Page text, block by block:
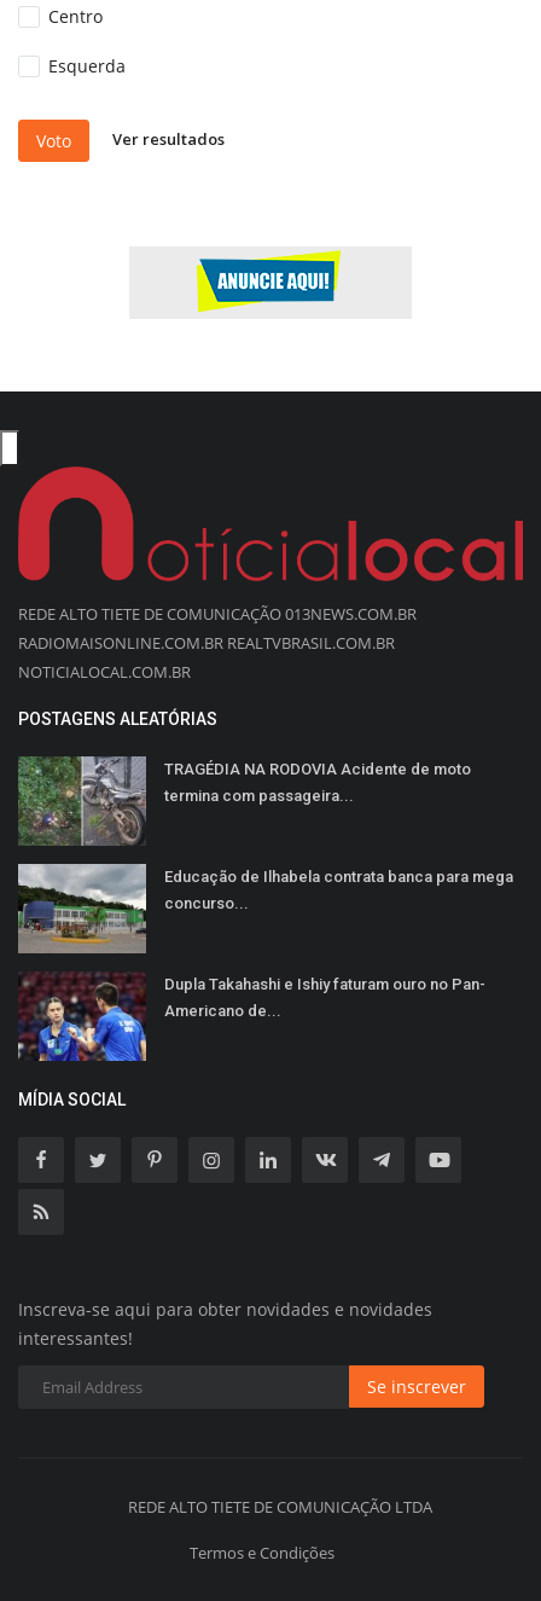
Centro
Esquerda
Voto Ver resultados
REDE ALTO TIETE DE COMUNICAÇÃO 013NEWS.COM.BR
RADIOMAISONLINE.COM.BR REALTVBRASIL.COM.BR
NOTICIALOCAL.COM.BR
POSTAGENS ALEATÓRIAS
TRAGÉDIA NA RODOVIA Acidente de moto
termina com passageira...
Educação de Ilhabela contrata banca para mega
concurso...
Dupla Takahashi e Ishiy faturam ouro no Pan-
Americano de...
MÍDIA SOCIAL
Inscreva-se aqui para obter novidades e novidades
interessantes!
Se inscrever
REDE ALTO TIETE DE COMUNICAÇÃO LTDA
Termos e Condições